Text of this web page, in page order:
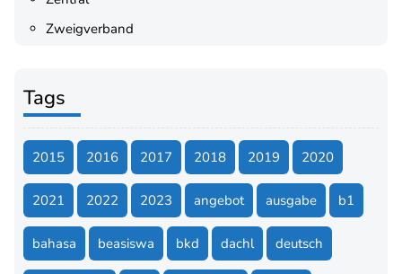
Zweigverband
Tags
2015 2016 2017 2018 2019 2020
2021 2022 2023 angebot ausgabe b1
bahasa beasiswa bkd dachl deutsch